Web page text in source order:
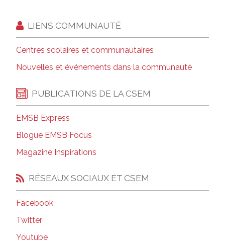
LIENS COMMUNAUTÉ
Centres scolaires et communautaires
Nouvelles et événements dans la communauté
PUBLICATIONS DE LA CSEM
EMSB Express
Blogue EMSB Focus
Magazine Inspirations
RÉSEAUX SOCIAUX ET CSEM
Facebook
Twitter
Youtube